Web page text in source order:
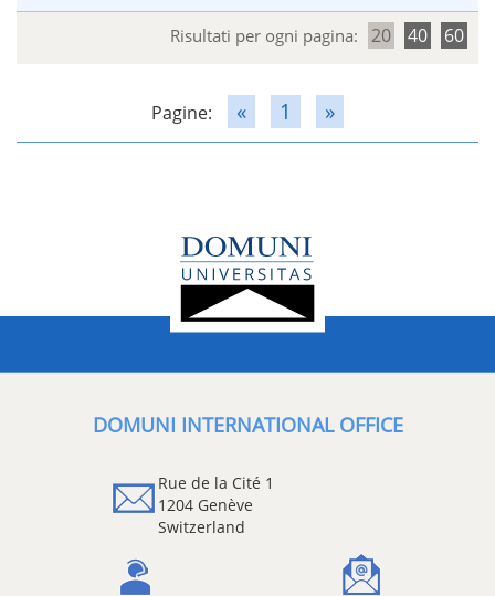
Risultati per ogni pagina: 20 40 60
Pagine: « 1 »
DOMUNI INTERNATIONAL OFFICE
Rue de la Cité 1
1204 Genève
Switzerland